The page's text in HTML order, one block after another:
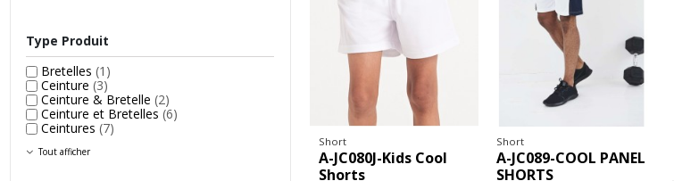
Short
A-JC080J-Kids Cool
Shorts
Short
A-JC089-COOL PANEL
SHORTS
Type Produit
Bretelles (1)
Ceinture (3)
Ceinture & Bretelle (2)
Ceinture et Bretelles (6)
Ceintures (7)
Tout afficher